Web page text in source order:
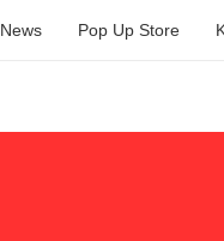
News Pop Up Store